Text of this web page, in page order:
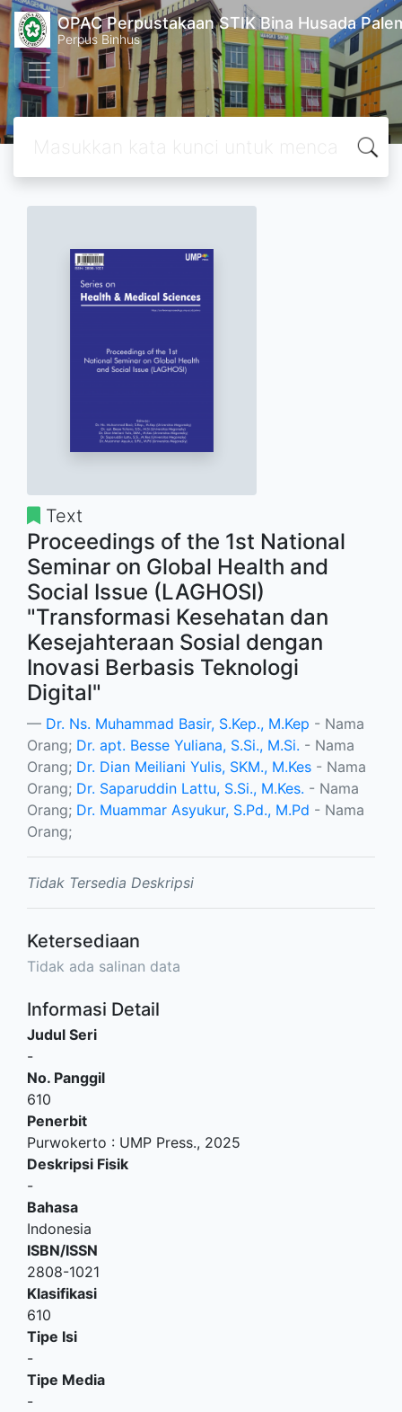
OPAC Perpustakaan STIK Bina Husada
Perpus Binhus
Text
Proceedings of the 1st National
Seminar on Global Health and
Social Issue (LAGHOSI)
"Transformasi Kesehatan dan
Kesejahteraan Sosial dengan
Inovasi Berbasis Teknologi
Digital"
Dr. Ns. Muhammad Basir, S.Kep., M.Kep - Nama
Orang; Dr. apt. Besse Yuliana, S.Si., M.Si. - Nama
Orang; Dr. Dian Meiliani Yulis, SKM., M.Kes - Nama
Orang; Dr. Saparuddin Lattu, S.Si., M.Kes. - Nama
Orang; Dr. Muammar Asyukur, S.Pd., M.Pd - Nama
Orang;
Tidak Tersedia Deskripsi
Ketersediaan
Tidak ada salinan data
Informasi Detail
Judul Seri
-
No. Panggil
610
Penerbit
Purwokerto : UMP Press., 2025
Deskripsi Fisik
-
Bahasa
Indonesia
ISBN/ISSN
2808-1021
Klasifikasi
610
Tipe Isi
-
Tipe Media
-